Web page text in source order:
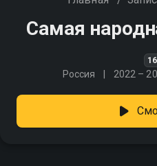
Самая
Россия 2022 –